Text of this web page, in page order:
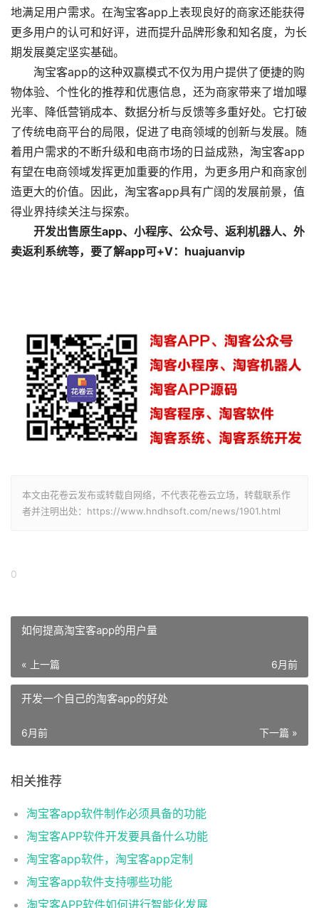
地满足用户需求。在淘宝客app上表现良好的商家还能获得
更多用户的认可和好评，进而提升品牌形象和知名度，为长
期发展奠定坚实基础。
淘宝客app的这种双赢模式不仅为用户提供了便捷的购
物体验、个性化的推荐和优惠信息，还为商家带来了增加曝
光率、降低营销成本、数据分析与反馈等多重好处。它打破
了传统电商平台的局限，促进了电商领域的创新与发展。随
着用户需求的不断升级和电商市场的日益成熟，淘宝客app
有望在电商领域发挥更加重要的作用，为更多用户和商家创
造更大的价值。因此，淘宝客app具有广阔的发展前景，值
得业界持续关注与探索。
开发出售原生app、小程序、公众号、返利机器人、外
卖返利系统等，要了解app可+V：huajuanvip
本文由花卷云发布或转载自网络，不代表花卷云立场，转载联系作
者并注明出处：https://www.hndhsoft.com/news/1901.html
0
如何提高淘宝客app的用户量
« 上一篇 6月前
开发一个自己的淘客app的好处
下一篇 »
6月前
相关推荐
淘宝客app软件制作必须具备的功能
淘宝客APP软件开发要具备什么功能
淘宝客app软件，淘宝客app定制
淘宝客app软件支持哪些功能
淘宝客APP软件如何进行智能化发展